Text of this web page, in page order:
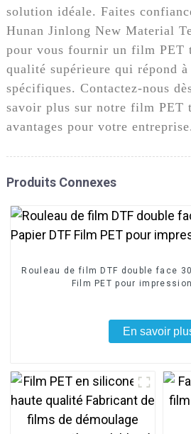
solution idéale. Faites
Hunan Jinlong New Material
pour vous fournir un film PET
qualité supérieure qui répond à
spécifiques. Contactez-nous
savoir plus sur notre film PET
avantages pour votre entreprise.
Produits Connexes
Rouleau de film DTF double face
Film PET pour
En savoir